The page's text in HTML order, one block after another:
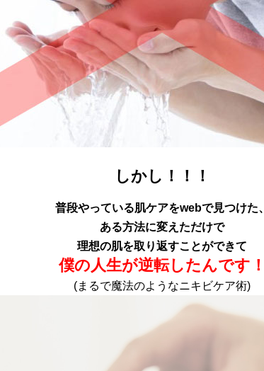
しかし！！！
普段やっている肌ケアをwebで見つけた、
ある方法に変えただけで
理想の肌を取り返すことができて
僕の人生が逆転したんです！
(まるで魔法のようなニキビケア術)